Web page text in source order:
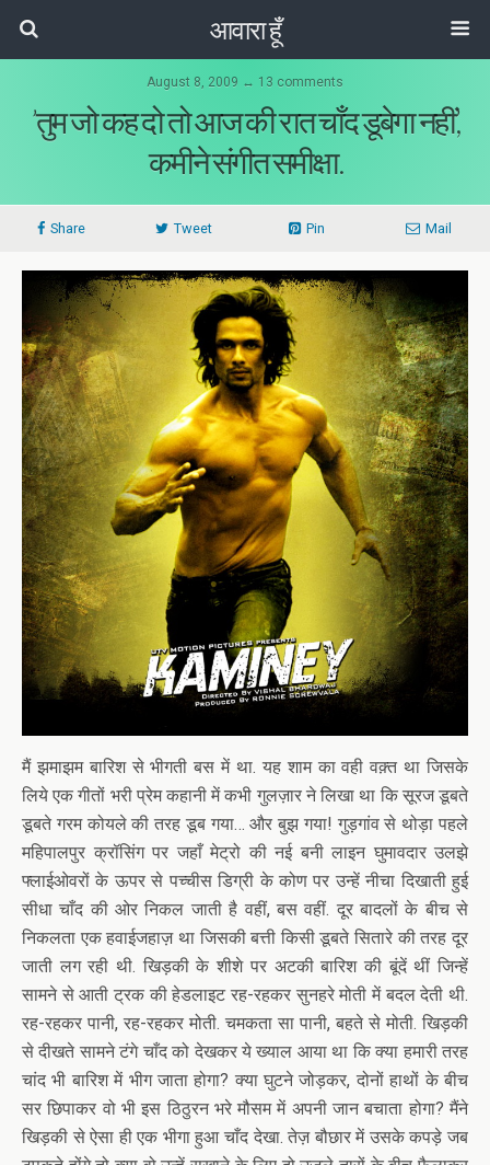
आवारा हूँ
August 8, 2009 ↔ 13 comments
’तुम जो कह दो तो आज की रात चाँद डूबेगा नहीं’,
कमीने संगीत समीक्षा.
Share Tweet Pin Mail
मैं झमाझम बारिश से भीगती बस में था. यह शाम का वही वक़्त था जिसके
लिये एक गीतों भरी प्रेम कहानी में कभी गुलज़ार ने लिखा था कि सूरज डूबते
डूबते गरम कोयले की तरह डूब गया… और बुझ गया! गुड़गांव से थोड़ा पहले
महिपालपुर क्रॉसिंग पर जहाँ मेट्रो की नई बनी लाइन घुमावदार उलझे
फ्लाईओवरों के ऊपर से पच्चीस डिग्री के कोण पर उन्हें नीचा दिखाती हुई
सीधा चाँद की ओर निकल जाती है वहीं, बस वहीं. दूर बादलों के बीच से
निकलता एक हवाईजहाज़ था जिसकी बत्ती किसी डूबते सितारे की तरह दूर
जाती लग रही थी. खिड़की के शीशे पर अटकी बारिश की बूंदें थीं जिन्हें
सामने से आती ट्रक की हेडलाइट रह-रहकर सुनहरे मोती में बदल देती थी.
रह-रहकर पानी, रह-रहकर मोती. चमकता सा पानी, बहते से मोती. खिड़की
से दीखते सामने टंगे चाँद को देखकर ये ख्याल आया था कि क्या हमारी तरह
चांद भी बारिश में भीग जाता होगा? क्या घुटने जोड़कर, दोनों हाथों के बीच
सर छिपाकर वो भी इस ठिठुरन भरे मौसम में अपनी जान बचाता होगा? मैंने
खिड़की से ऐसा ही एक भीगा हुआ चाँद देखा. तेज़ बौछार में उसके कपड़े जब